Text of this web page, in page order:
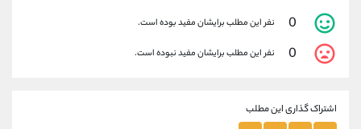
0 نفر این مطلب برایشان مفید بوده است.
0 نفر این مطلب برایشان مفید نبوده است.
اشتراک گذاری این مطلب